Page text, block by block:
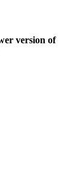
version of